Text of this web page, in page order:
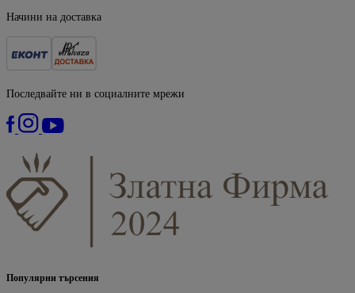
Начини на доставка
Последвайте ни в социалните мрежи
Популярни търсения